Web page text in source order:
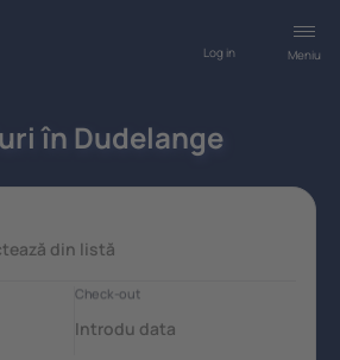
Meniu
Log in
în Dudelange